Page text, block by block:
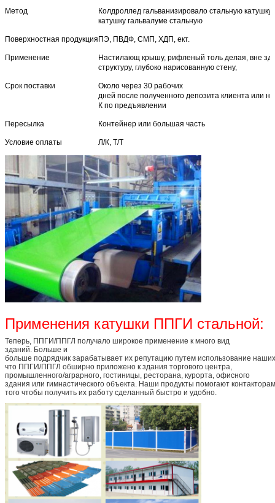
Метод
Колдроллед гальванизировало стальную катушку,
катушку гальвалуме стальную
Поверхностная продукцияПЭ, ПВДФ, СМП, ХДП, ект.
Применение
Настилающ крышу, рифленый толь делая, вне
структуру, глубоко нарисованную стену,
Срок поставки
Около через 30 рабочих
дней после полученного депозита клиента или
К по предъявлении
Пересылка Контейнер или большая часть
Условие оплаты Л/К, Т/Т
Применения катушки ППГИ стальной:
Теперь, ППГИ/ППГЛ получало широкое применение к много вид
зданий. Больше и
больше подрядчик зарабатывает их репутацию путем использование
что ППГИ/ППГЛ обширно приложено к здания торгового центра,
промышленного/аграрного, гостиницы, ресторана, курорта, офисного
здания или гимнастического объекта. Наши продукты помогают
того чтобы получить их работу сделанный быстро и удобно.